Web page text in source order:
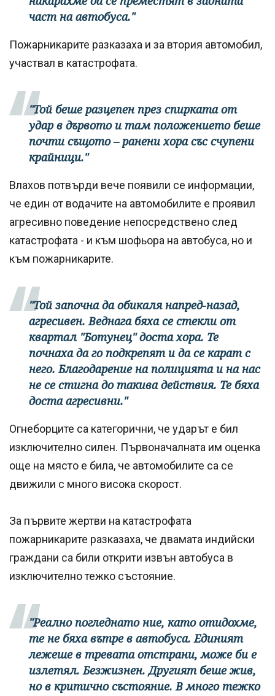
част на автобуса."
Пожарникарите разказаха и за втория автомобил,
участвал в катастрофата.
"Той беше разцепен през спирката от
удар в дървото и там положението беше
почти същото – ранени хора със счупени
крайници."
Влахов потвърди вече появили се информации,
че един от водачите на автомобилите е проявил
агресивно поведение непосредствено след
катастрофата - и към шофьора на автобуса, но и
към пожарникарите.
"Той започна да обикаля напред-назад,
агресивен. Веднага бяха се стекли от
квартал "Ботунец" доста хора. Те
почнаха да го подкрепят и да се карат с
него. Благодарение на полицията и на нас
не се стигна до такива действия. Те бяха
доста агресивни."
Огнеборците са категорични, че ударът е бил
изключително силен. Първоначалната им оценка
още на място е била, че автомобилите са се
движили с много висока скорост.
За първите жертви на катастрофата
пожарникарите разказаха, че двамата индийски
граждани са били открити извън автобуса в
изключително тежко състояние.
"Реално погледнато ние, като отидохме,
те не бяха вътре в автобуса. Единият
лежеше в тревата отстрани, може би е
излетял. Безжизнен. Другият беше жив,
но в критично състояние. В много тежко